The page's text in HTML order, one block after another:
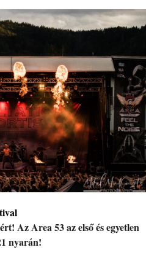
Az Area 53 az első és egyetlen
nyarán!